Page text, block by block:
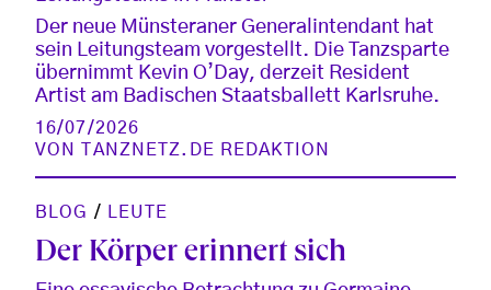
Der neue Münsteraner Generalintendant hat
sein Leitungsteam vorgestellt. Die Tanzsparte
übernimmt Kevin O’Day, derzeit Resident
Artist am Badischen Staatsballett Karlsruhe.
16/07/2026
VON
TANZNETZ.DE REDAKTION
BLOG / LEUTE
Der Körper erinnert sich